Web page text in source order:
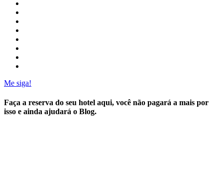
Me siga!
Faça a reserva do seu hotel aqui, você não pagará a mais por
isso e ainda ajudará o Blog.